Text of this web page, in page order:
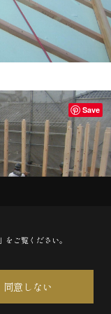
Save
」をご覧ください。
同意しない